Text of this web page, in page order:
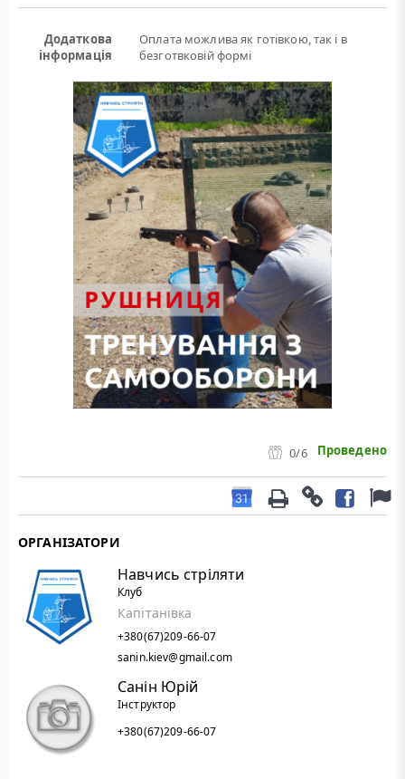
Додаткова
інформація
Оплата можлива як готівкою, так і в
безготвковій формі
0/6 Проведено
ОРГАНІЗАТОРИ
Навчись стріляти
Клуб
Капітанівка
+380(67)209-66-07
sanin.kiev@gmail.com
Санін Юрій
Інструктор
+380(67)209-66-07